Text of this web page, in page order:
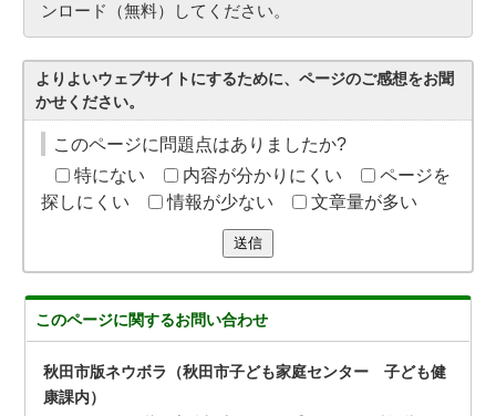
ンロード（無料）してください。
よりよいウェブサイトにするために、ページのご感想をお聞
かせください。
このページに問題点はありましたか?
特にない
内容が分かりにくい
ページを
探しにくい
情報が少ない 文章量が多い
送信
このページに関するお問い合わせ
秋田市版ネウボラ（秋田市子ども家庭センター 子ども健
康課内）